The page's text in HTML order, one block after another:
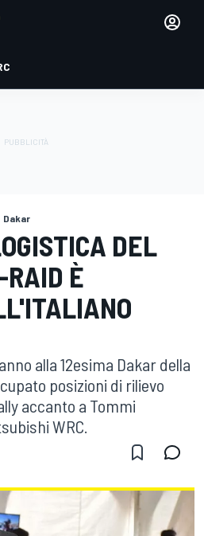
Dakar
DEL
È
alla 12esima Dakar della
posizioni di rilievo
accanto a Tommi
WRC.